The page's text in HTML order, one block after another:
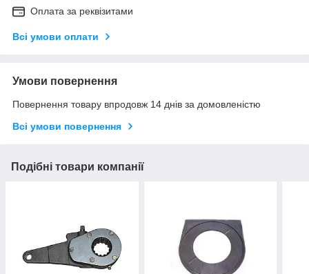
Оплата за реквізитами
Всі умови оплати
Умови повернення
Повернення товару впродовж 14 днів за домовленістю
Всі умови повернення
Подібні товари компанії